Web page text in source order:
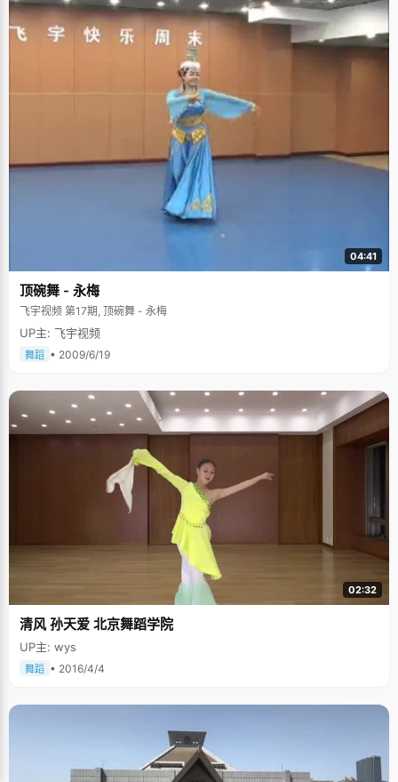
04:41
顶碗舞 - 永梅
飞宇视频 第17期, 顶碗舞 - 永梅
UP主: 飞宇视频
舞蹈 • 2009/6/19
02:32
清风 孙天爱 北京舞蹈学院
UP主: wys
舞蹈 • 2016/4/4